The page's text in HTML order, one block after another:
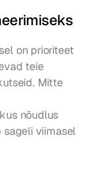
on prioriteet
teie
Mitte
nõudlus
sageli viimasel